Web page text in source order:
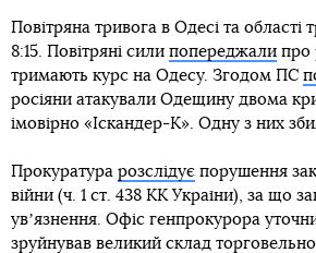
Повітряна тривога в Одесі та області
8:15. Повітряні сили попереджали про
тримають курс на Одесу. Згодом ПС
росіяни атакували Одещину двома
імовірно «Іскандер-К». Одну з них
Прокуратура розслідує порушення
війни (ч. 1 ст. 438 КК України), за що
увʼязнення. Офіс генпрокурора
зруйнував великий склад